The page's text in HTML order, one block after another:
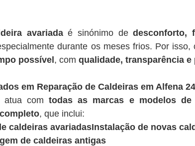
avariadaé sinónimo dedesconforto,
durante os meses frios. Por
possível , com qualidade, transparência
em Reparação de Caldeiras em Alfena
atua com todas as marcas e modelos
, que inclui:
caldeiras avariadasInstalação de novas
de caldeiras antigas